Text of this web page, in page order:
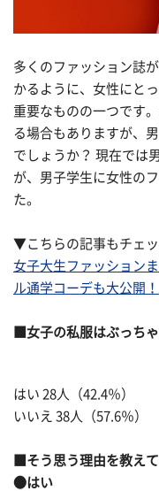
多くのファッション誌
かるように、女性にと
重要なものの一つです
る場合もありますが、
でしょうか？ 現在では
が、男子学生に女性の
た。
▼こちらの記事もチェッ
女子大生ファッション
ル通学コーデも大公開！
女子の私服はぶっち
はい 28人（42.4％）
いいえ 38人（57.6％）
■そう思う理由を教え
●はい